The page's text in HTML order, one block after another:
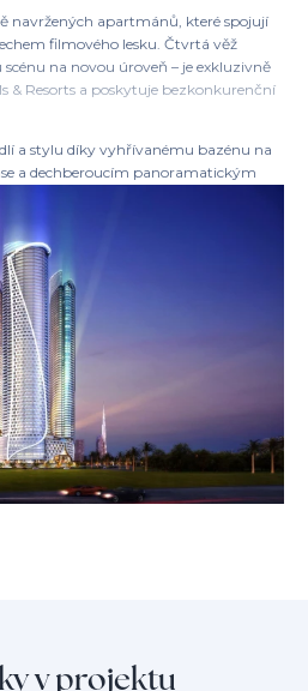
navržených apartmánů, které spojují
filmového lesku. Čtvrtá věž
na novou úroveň – je exkluzivně
& Resorts a poskytuje bezkonkurenční
a stylu díky vyhřívanému bazénu na
a dechberoucím panoramatickým
přístup k široké škále služeb – od
gurmánské restaurace, relaxační
obchodní pasáž rozprostírající se na
luxusního bydlení – místo, kde je
v projektu